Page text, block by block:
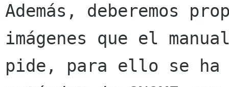
Además, deberemos
imágenes que el
pide, para ello se